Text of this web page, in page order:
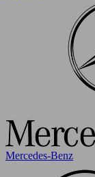
Mercedes-Benz